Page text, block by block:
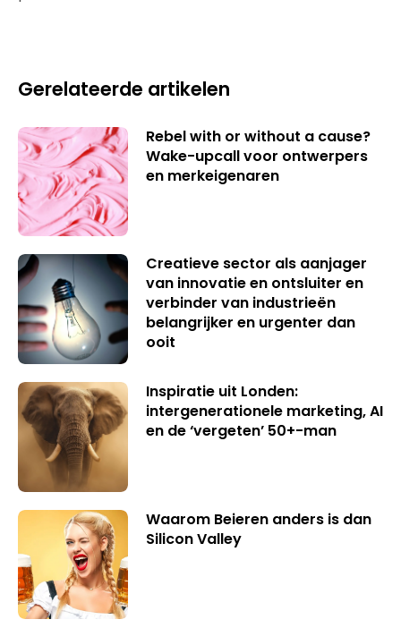
Gerelateerde artikelen
Rebel with or without a cause?
Wake-upcall voor ontwerpers
en merkeigenaren
Creatieve sector als aanjager
van innovatie en ontsluiter en
verbinder van industrieën
belangrijker en urgenter dan
ooit
Inspiratie uit Londen:
intergenerationele marketing, AI
en de ‘vergeten’ 50+-man
Waarom Beieren anders is dan
Silicon Valley